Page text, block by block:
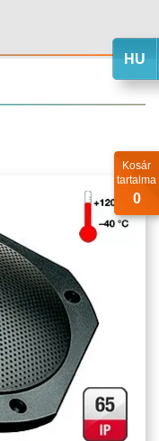
HU
Kosár
tartalma
0